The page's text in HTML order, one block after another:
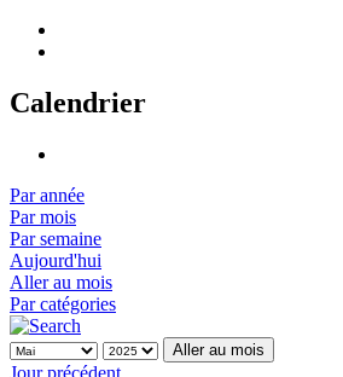
Calendrier
Par année
Par mois
Par semaine
Aujourd'hui
Aller au mois
Par catégories
Aller au mois
Jour précédent